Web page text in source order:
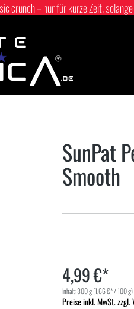
– nur für kurze Zeit,
SunPat
Smooth
4,99 €*
Inhalt:300 g(1,66 €* / 100 g)
Preise inkl. MwSt. zzgl.